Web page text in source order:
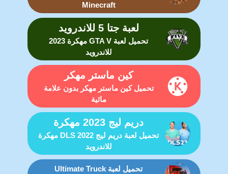
Minecraft
لعبة جتا 5 للاندرويد
تحميل لعبة GTA V مهكرة 2023
للاندرويد
كين ماستر مهكر
تحميل كين ماستر مهكر بدون علامة
مائية
دريم ليج 2023 مهكرة
تحميل لعبة دريم ليج DLS 2022 مهكرة
للاندرويد
تحميل لعبة Ultimate Truck